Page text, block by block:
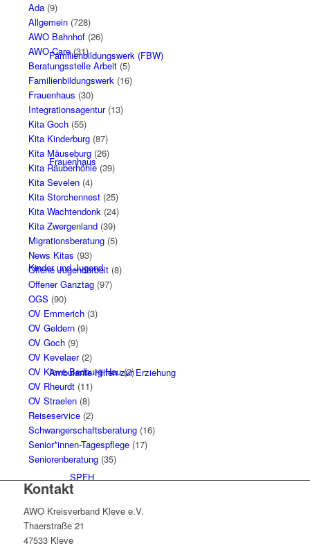
Familienbildungswerk (FBW)
Frauenhaus
Kinder und Jugend
Ambulante Hilfen zur Erziehung
SPFH
Ada(9)
Allgemein(728)
AWO Bahnhof(26)
AWO Care(31)
Beratungsstelle Arbeit(5)
Familienbildungswerk(16)
Frauenhaus (30)
Integrationsagentur(13)
Kita Goch(55)
Kita Kinderburg(87)
Kita Mäuseburg(26)
Kita Räuberhöhle(39)
Kita Sevelen(4)
Kita Storchennest(25)
Kita Wachtendonk(24)
Kita Zwergenland(39)
Migrationsberatung(5)
News Kitas (93)
Offene Jugendarbeit(8)
Offener Ganztag(97)
OGS (90)
OV Emmerich(3)
OV Geldern(9)
OV Goch(9)
OV Kevelaer(2)
OV Kleve Bedburg-Hau(2)
OV Rheurdt(11)
OV Straelen(8)
Reiseservice(2)
Schwangerschaftsberatung(16)
Senior*innen-Tagespflege(17)
Seniorenberatung(35)
Kontakt
AWO Kreisverband Kleve e.V.
Thaerstraße 21
47533 Kleve